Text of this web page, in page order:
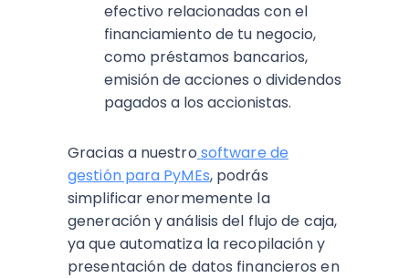
efectivo relacionadas con el
financiamiento de tu negocio,
como préstamos bancarios,
emisión de acciones o dividendos
pagados a los accionistas.
Gracias a nuestro software de
gestión para PyMEs, podrás
simplificar enormemente la
generación y análisis del flujo de caja,
ya que automatiza la recopilación y
presentación de datos financieros en